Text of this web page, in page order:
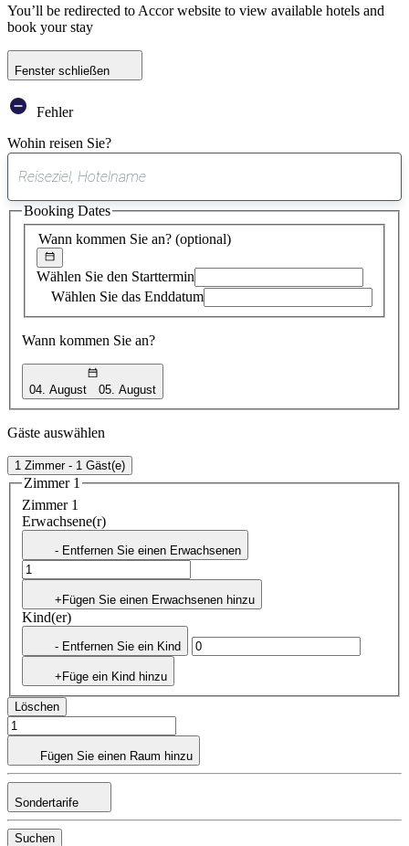
You’ll be redirected to Accor website to view available hotels and
book your stay
Fenster schließen
Fehler
Wohin reisen Sie?
gefundener
Vorschlag
Wann kommen Sie an? (optional)
Wählen Sie den Starttermin
Wählen Sie das Enddatum
Wann kommen Sie an?
04. August 05. August
Booking Dates
Gäste auswählen
1 Zimmer - 1 Gäst(e)
Zimmer 1
Zimmer 1
Erwachsene(r)
- Entfernen Sie einen Erwachsenen
+Fügen Sie einen Erwachsenen hinzu
Kind(er)
- Entfernen Sie ein Kind
+Füge ein Kind hinzu
Löschen
Fügen Sie einen Raum hinzu
Sondertarife
Suchen